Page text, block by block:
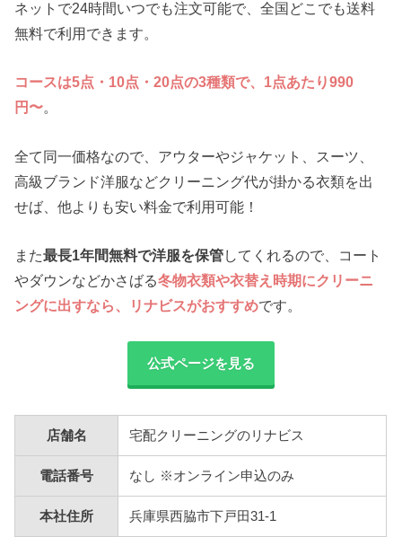
ネットで24時間いつでも注文可能で、全国どこでも送料
無料で利用できます。
コースは5点・10点・20点の3種類で、1点あたり990
円〜。
全て同一価格なので、アウターやジャケット、スーツ、
高級ブランド洋服などクリーニング代が掛かる衣類を出
せば、他よりも安い料金で利用可能！
また最長1年間無料で洋服を保管してくれるので、コート
やダウンなどかさばる冬物衣類や衣替え時期にクリーニ
ングに出すなら、リナビスがおすすめです。
公式ページを見る
店舗名 宅配クリーニングのリナビス
電話番号 なし ※オンライン申込のみ
本社住所 兵庫県西脇市下戸田31-1